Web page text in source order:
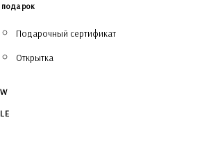
Подарочный сертификат
Открытка